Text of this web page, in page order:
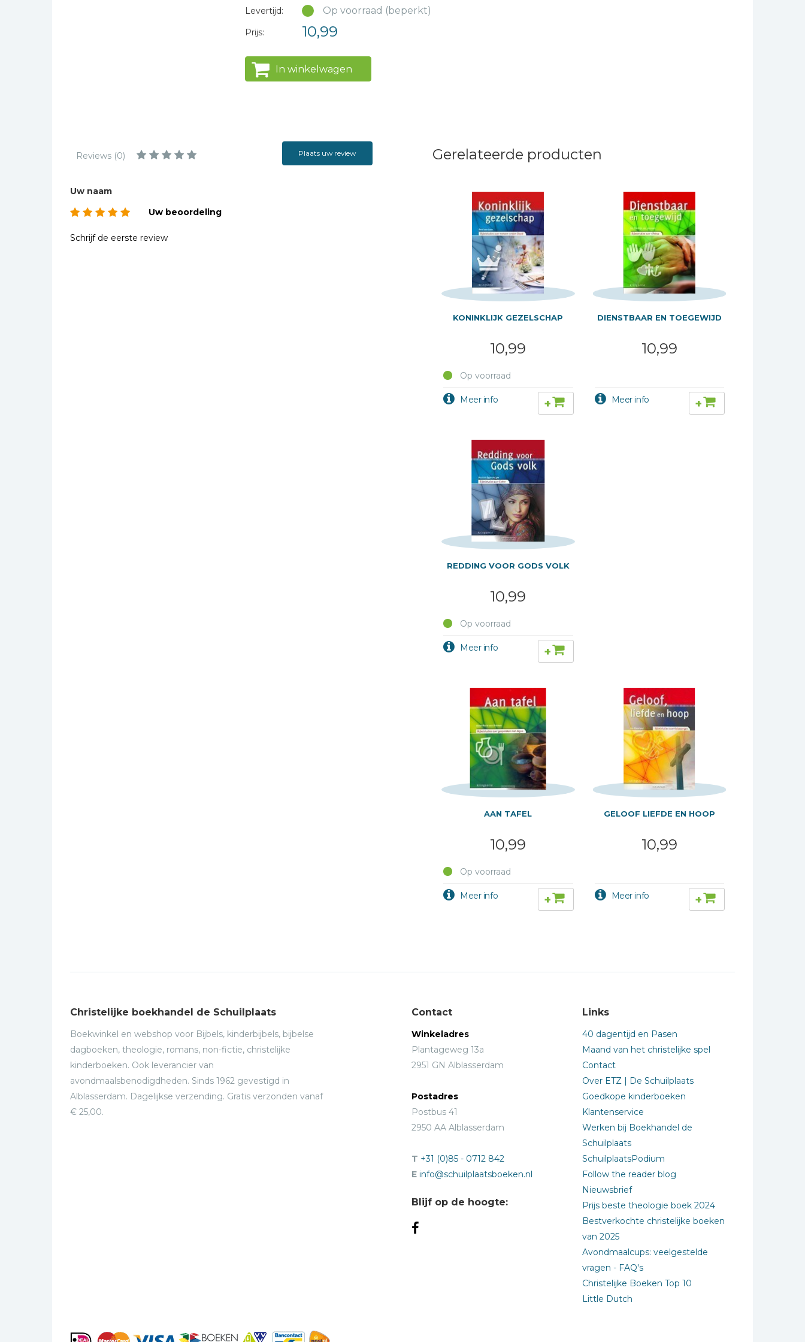
Toeristische kaarten en
gidsen
Levertijd: Op voorraad (beperkt)
Prijs: 10,99
In winkelwagen
Reviews (0) Plaats uw review
Uw naam
Uw beoordeling
Schrijf de eerste review
Gerelateerde producten
KONINKLIJK GEZELSCHAP
10,99
Op voorraad
+
DIENSTBAAR EN TOEGEWIJD
10,99
+
REDDING VOOR GODS VOLK
10,99
Op voorraad
+
AAN TAFEL
10,99
Op voorraad
+
GELOOF LIEFDE EN HOOP
10,99
+
Christelijke boekhandel de Schuilplaats
Boekwinkel en webshop voor Bijbels, kinderbijbels, bijbelse
dagboeken, theologie, romans, non-fictie, christelijke
kinderboeken. Ook leverancier van
avondmaalsbenodigdheden. Sinds 1962 gevestigd in
Alblasserdam. Dagelijkse verzending. Gratis verzonden vanaf
€ 25,00.
Contact
Winkeladres
Plantageweg 13a
2951 GN Alblasserdam
Postadres
Postbus 41
2950 AA Alblasserdam
T +31 (0)85 - 0712 842
E info@schuilplaatsboeken.nl
Blijf op de hoogte:
Links
40 dagentijd en Pasen
Maand van het christelijke spel
Contact
Over ETZ | De Schuilplaats
Goedkope kinderboeken
Klantenservice
Werken bij Boekhandel de
Schuilplaats
SchuilplaatsPodium
Follow the reader blog
Nieuwsbrief
Prijs beste theologie boek 2024
Bestverkochte christelijke boeken
van 2025
Avondmaalcups: veelgestelde
vragen - FAQ's
Christelijke Boeken Top 10
Little Dutch